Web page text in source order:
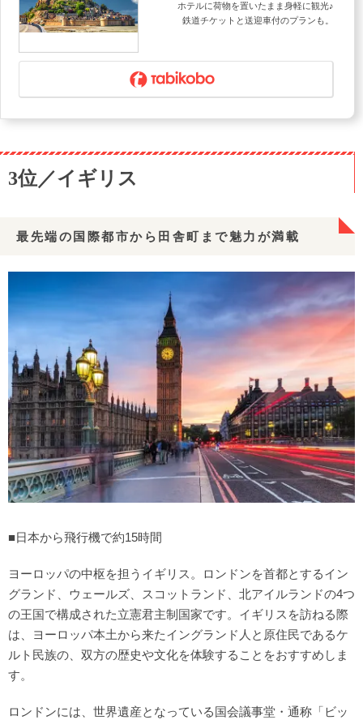
ホテルに荷物を置いたまま身軽に観光♪
鉄道チケットと送迎車付のプランも。
3位／イギリス
最先端の国際都市から田舎町まで魅力が満載
■日本から飛行機で約15時間
ヨーロッパの中枢を担うイギリス。ロンドンを首都とするイン
グランド、ウェールズ、スコットランド、北アイルランドの4つ
の王国で構成された立憲君主制国家です。イギリスを訪ねる際
は、ヨーロッパ本土から来たイングランド人と原住民であるケ
ルト民族の、双方の歴史や文化を体験することをおすすめしま
す。
ロンドンには、世界遺産となっている国会議事堂・通称「ビッ